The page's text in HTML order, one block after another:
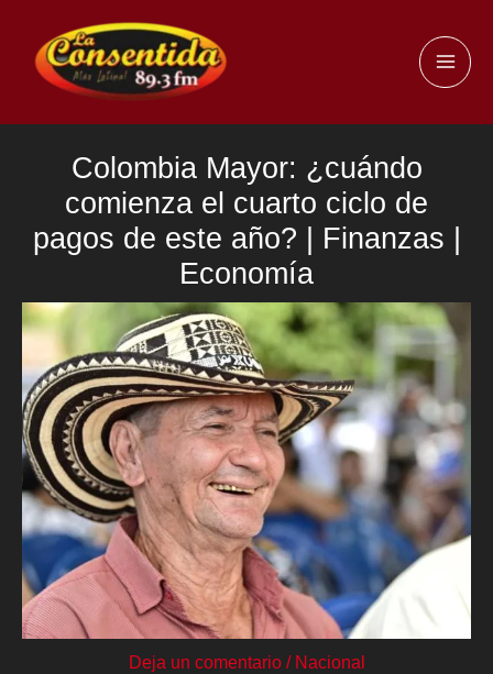
contenido
Colombia Mayor: ¿cuándo
comienza el cuarto ciclo de
pagos de este año? | Finanzas |
Economía
Deja un comentario / Nacional